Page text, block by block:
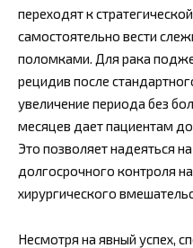
переходят к
самостоятельно вести
поломками. Для рака
рецидив после
увеличение периода без
месяцев дает пациентам
Это позволяет надеяться
долгосрочного контроля
хирургического
Несмотря на явный успех,